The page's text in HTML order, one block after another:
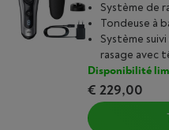
Système de
Tondeuse à
Système
rasage avec
Disponibilité
€ 229,00